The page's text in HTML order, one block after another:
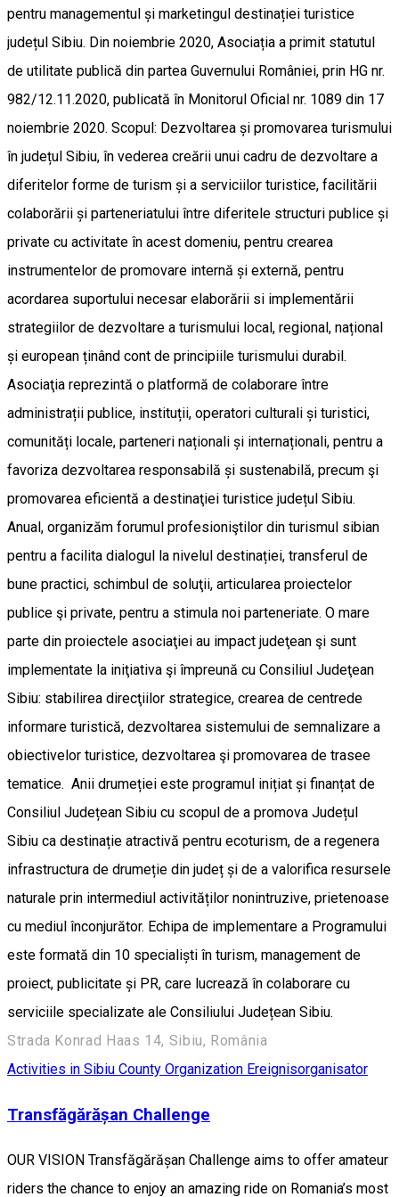
pentru managementul și marketingul destinației turistice
județul Sibiu. Din noiembrie 2020, Asociația a primit statutul
de utilitate publică din partea Guvernului României, prin HG nr.
982/12.11.2020, publicată în Monitorul Oficial nr. 1089 din 17
noiembrie 2020. Scopul: Dezvoltarea și promovarea turismului
în județul Sibiu, în vederea creării unui cadru de dezvoltare a
diferitelor forme de turism și a serviciilor turistice, facilitării
colaborării și parteneriatului între diferitele structuri publice și
private cu activitate în acest domeniu, pentru crearea
instrumentelor de promovare internă și externă, pentru
acordarea suportului necesar elaborării si implementării
strategiilor de dezvoltare a turismului local, regional, național
și european ținând cont de principiile turismului durabil.
Asociaţia reprezintă o platformă de colaborare între
administrații publice, instituții, operatori culturali și turistici,
comunități locale, parteneri naționali și internaționali, pentru a
favoriza dezvoltarea responsabilă și sustenabilă, precum şi
promovarea eficientă a destinaţiei turistice județul Sibiu.
Anual, organizăm forumul profesioniştilor din turismul sibian
pentru a facilita dialogul la nivelul destinației, transferul de
bune practici, schimbul de soluţii, articularea proiectelor
publice şi private, pentru a stimula noi parteneriate. O mare
parte din proiectele asociaţiei au impact judeţean şi sunt
implementate la iniţiativa şi împreună cu Consiliul Judeţean
Sibiu: stabilirea direcţiilor strategice, crearea de centrede
informare turistică, dezvoltarea sistemului de semnalizare a
obiectivelor turistice, dezvoltarea şi promovarea de trasee
tematice. Anii drumeției este programul inițiat și finanțat de
Consiliul Județean Sibiu cu scopul de a promova Județul
Sibiu ca destinație atractivă pentru ecoturism, de a regenera
infrastructura de drumeție din județ și de a valorifica resursele
naturale prin intermediul activităților nonintruzive, prietenoase
cu mediul înconjurător. Echipa de implementare a Programului
este formată din 10 specialiști în turism, management de
proiect, publicitate și PR, care lucrează în colaborare cu
serviciile specializate ale Consiliului Județean Sibiu.
Strada Konrad Haas 14, Sibiu, România
Activities in Sibiu County Organization Ereignisorganisator
Transfăgărășan Challenge
OUR VISION Transfăgărășan Challenge aims to offer amateur
riders the chance to enjoy an amazing ride on Romania’s most